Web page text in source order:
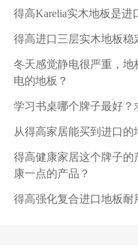
得高Karelia实木地板是
得高进口三层实木地板
冬天感觉静电很严重，
电的地板？
学习书桌哪个牌子最好？
从得高家居能买到进口
得高健康家居这个牌子
康一点的产品？
得高强化复合进口地板耐